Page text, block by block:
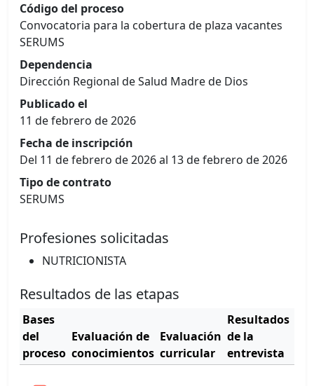
Código del proceso
Convocatoria para la cobertura de plaza vacantes
SERUMS
Dependencia
Dirección Regional de Salud Madre de Dios
Publicado el
11 de febrero de 2026
Fecha de inscripción
Del 11 de febrero de 2026 al 13 de febrero de 2026
Tipo de contrato
SERUMS
Profesiones solicitadas
NUTRICIONISTA
Resultados de las etapas
Bases
del
proceso
Evaluación de
conocimientos
Evaluación
curricular
Resultados
de la
entrevista